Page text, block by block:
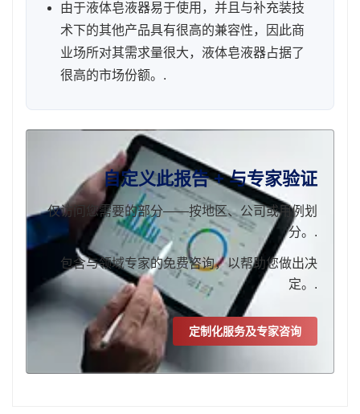
由于液体皂液器易于使用，并且与补充装技
术下的其他产品具有很高的兼容性，因此商
业场所对其需求量很大，液体皂液器占据了
很高的市场份额。.
自定义此报告 + 与专家验证
仅访问您需要的部分——按地区、公司或用例划
分。.
包含与领域专家的免费咨询，以帮助您做出决
定。.
定制化服务及专家咨询